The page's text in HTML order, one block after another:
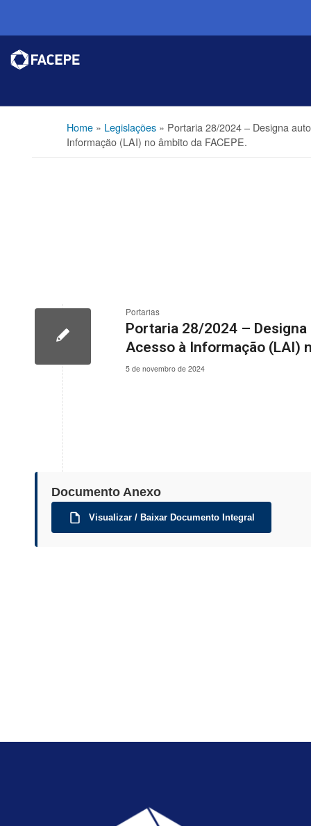
Home» Legislações» Portaria 28/2024 – Designa
Informação (LAI) no âmbito da FACEPE.
Portarias
Portaria 28/2024 –
Acesso à Informação (LAI)
5 de novembro de 2024
Documento Anexo
Visualizar / Baixar Documento Integral